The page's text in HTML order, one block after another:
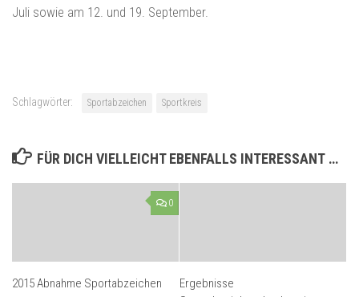
Juli sowie am 12. und 19. September.
Schlagwörter: Sportabzeichen Sportkreis
FÜR DICH VIELLEICHT EBENFALLS INTERESSANT …
0
2015 Abnahme Sportabzeichen
Ergebnisse